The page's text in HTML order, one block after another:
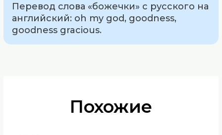
Перевод слова «божечки» с русского на
английский: oh my god, goodness,
goodness gracious.
Похожие